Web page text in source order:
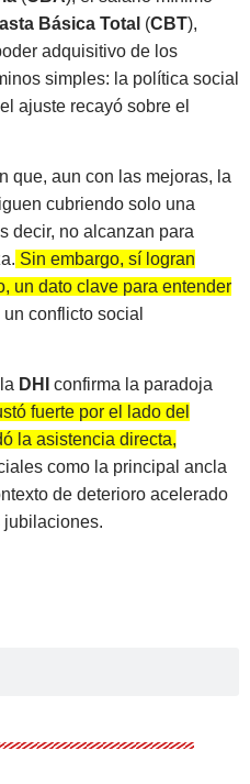
Básica Total (CBT),
adquisitivo de los
simples: la política social
ajuste recayó sobre el
que, aun con las mejoras, la
cubriendo solo una
decir, no alcanzan para
Sin embargo, sí logran
un dato clave para entender
conflicto social
DHI confirma la paradoja
fuerte por el lado del
la asistencia directa,
como la principal ancla
de deterioro acelerado
jubilaciones.